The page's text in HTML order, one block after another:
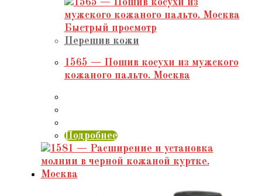
Быстрый просмотр
Перешив кожи
1565 — Пошив косухи из мужского
кожаного пальто. Москва
Подробнее